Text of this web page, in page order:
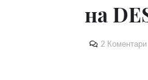
на
2 Коментари